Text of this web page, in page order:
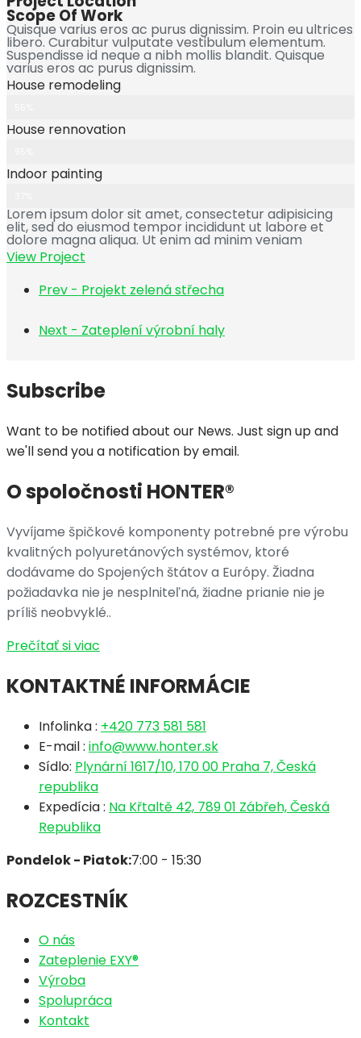
Scope Of Work
Quisque varius eros ac purus dignissim. Proin eu ultrices
libero. Curabitur vulputate vestibulum elementum.
Suspendisse id neque a nibh mollis blandit. Quisque
varius eros ac purus dignissim.
House remodeling
House rennovation
Indoor painting
Lorem ipsum dolor sit amet, consectetur adipisicing
elit, sed do eiusmod tempor incididunt ut labore et
dolore magna aliqua. Ut enim ad minim veniam
View Project
Prev - Projekt zelená střecha
Next - Zateplení výrobní haly
Subscribe
Want to be notified about our News. Just sign up and
we'll send you a notification by email.
O spoločnosti HONTER®
Vyvíjame špičkové komponenty potrebné pre výrobu
kvalitných polyuretánových systémov, ktoré
dodávame do Spojených štátov a Európy. Žiadna
požiadavka nie je nesplniteľná, žiadne prianie nie je
príliš neobvyklé..
Prečítať si viac
KONTAKTNÉ INFORMÁCIE
Infolinka : +420 773 581 581
E-mail : info@www.honter.sk
Sídlo: Plynární 1617/10, 170 00 Praha 7, Česká
republika
Expedícia : Na Křtaltě 42, 789 01 Zábřeh, Česká
Republika
Pondelok - Piatok:7:00 - 15:30
ROZCESTNÍK
O nás
Zateplenie EXY®
Výroba
Spolupráca
Kontakt